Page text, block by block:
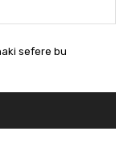
sefere bu